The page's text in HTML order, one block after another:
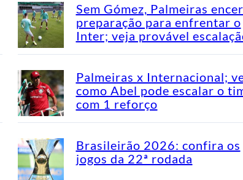
Sem Gómez, Palmeiras
preparação para enfrentar o
Inter; veja provável
Palmeiras x Internacional;
como Abel pode escalar o
com 1 reforço
Brasileirão 2026: confira os
jogos da 22ª rodada